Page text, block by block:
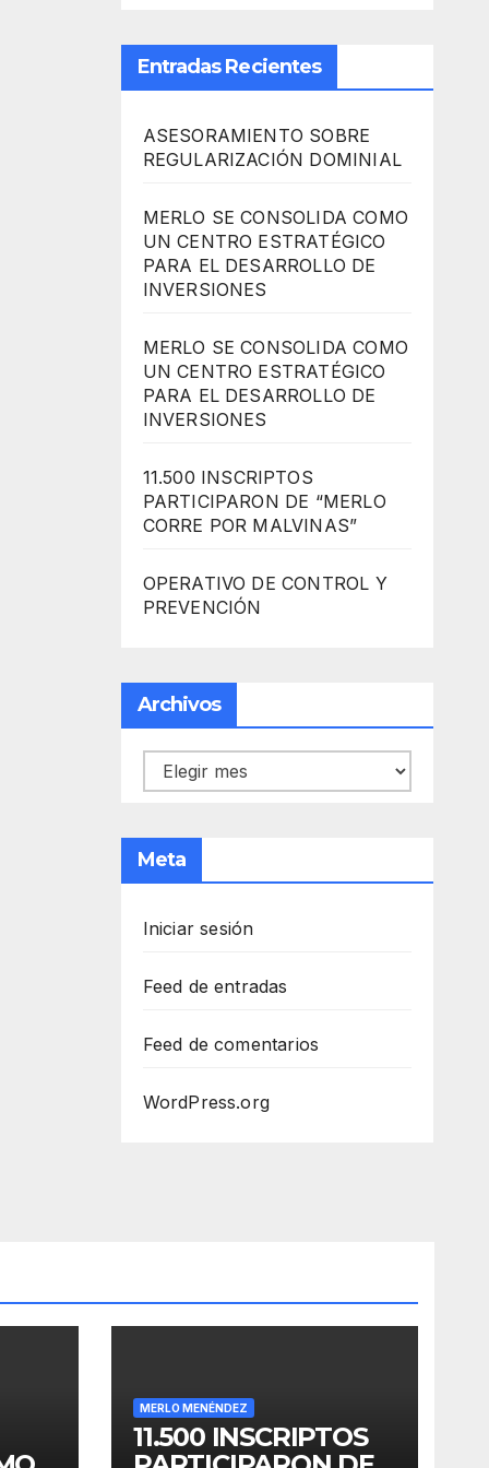
Entradas Recientes
ASESORAMIENTO SOBRE
REGULARIZACIÓN DOMINIAL
MERLO SE CONSOLIDA COMO
UN CENTRO ESTRATÉGICO
PARA EL DESARROLLO DE
INVERSIONES
MERLO SE CONSOLIDA COMO
UN CENTRO ESTRATÉGICO
PARA EL DESARROLLO DE
INVERSIONES
11.500 INSCRIPTOS
PARTICIPARON DE “MERLO
CORRE POR MALVINAS”
OPERATIVO DE CONTROL Y
PREVENCIÓN
Archivos
Archivos
Meta
Iniciar sesión
Feed de entradas
Feed de comentarios
WordPress.org
MERLO MENÉNDEZ
11.500 INSCRIPTOS